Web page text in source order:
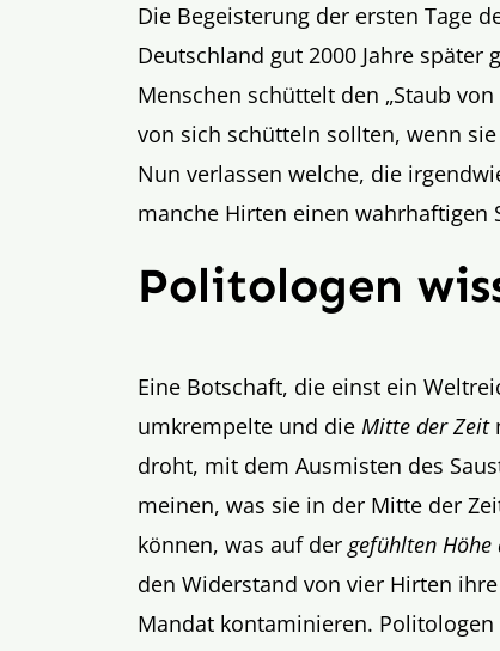
Die Begeisterung der ersten Tage
Deutschland gut 2000 Jahre
Menschen schüttelt den „Staub
von sich schütteln sollten, wenn
Nun verlassen welche, die
manche Hirten einen wahrhaftigen
Politologen
Eine Botschaft, die einst ein
umkrempelte und dieMitte der Zeit
droht, mit dem Ausmisten des
meinen, was sie in der Mitte der
können, was auf dergefühlten Höhe
den Widerstand von vier Hirten
Mandat kontaminieren.